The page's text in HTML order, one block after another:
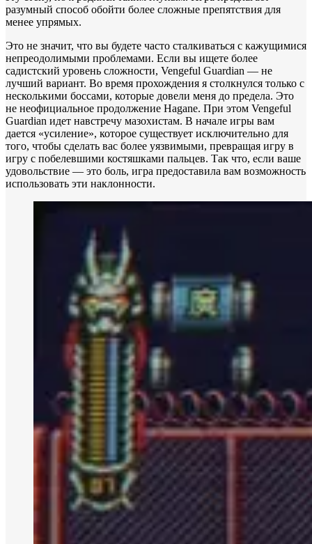
разумный способ обойти более сложные препятствия для
менее упрямых.
Это не значит, что вы будете часто сталкиваться с кажущимися
непреодолимыми проблемами. Если вы ищете более
садистский уровень сложности, Vengeful Guardian — не
лучший вариант. Во время прохождения я столкнулся только с
несколькими боссами, которые довели меня до предела. Это
не неофициальное продолжение Hagane. При этом Vengeful
Guardian идет навстречу мазохистам. В начале игры вам
дается «усиление», которое существует исключительно для
того, чтобы сделать вас более уязвимыми, превращая игру в
игру с побелевшими костяшками пальцев. Так что, если ваше
удовольствие — это боль, игра предоставила вам возможность
использовать эти наклонности.